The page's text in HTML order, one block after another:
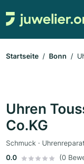
Startseite Bonn
Uhren
Co.KG
Schmuck ·
0.0
(0